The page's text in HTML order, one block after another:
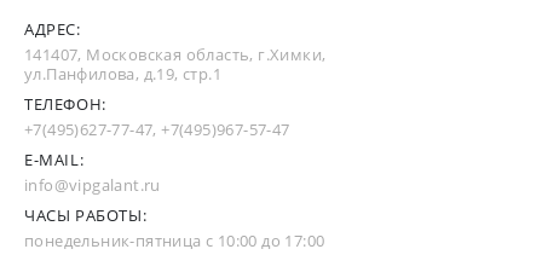
АДРЕС:
141407, Московская область, г.Химки,
ул.Панфилова, д.19, стр.1
ТЕЛЕФОН:
+7(495)627-77-47,+7(495)967-57-47
E-MAIL:
info@vipgalant.ru
ЧАСЫ РАБОТЫ:
понедельник-пятница с 10:00 до 17:00